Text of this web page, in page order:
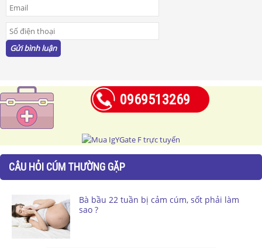
0969513269
CÂU HỎI CÚM THƯỜNG GẶP
Bà bầu 22 tuần bị cảm cúm, sốt phải làm
sao ?